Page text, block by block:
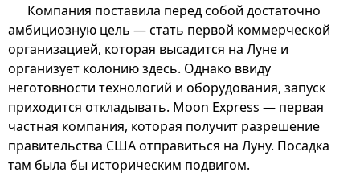
Компания поставила перед собой достаточно
амбициозную цель — стать первой коммерческой
организацией, которая высадится на Луне и
организует колонию здесь. Однако ввиду
неготовности технологий и оборудования, запуск
приходится откладывать. Moon Express — первая
частная компания, которая получит разрешение
правительства США отправиться на Луну. Посадка
там была бы историческим подвигом.